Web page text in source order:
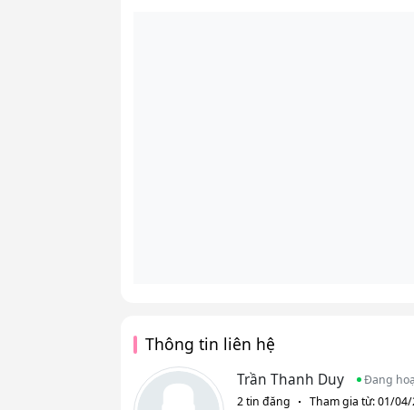
Thông tin liên hệ
Trần Thanh Duy
Đang
2 tin đăng
Tham gia từ: 01/04/